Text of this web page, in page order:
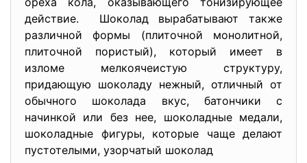
действие. Шоколад вырабатывают также
различной формы (плиточной монолитной,
плиточной пористый), который имеет в
изломе мелкоячеистую структуру,
придающую шоколаду нежный, отличный от
обычного шоколада вкус, батончики с
начинкой или без нее, шоколадные медали,
шоколадные фигуры, которые чаще делают
пустотелыми, узорчатый шоколад